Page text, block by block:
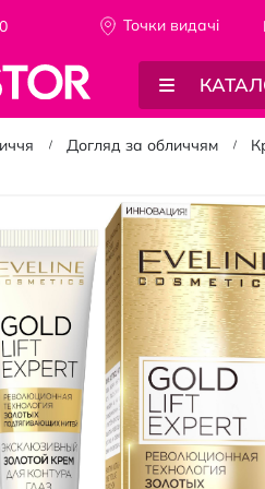
Точки видачi
Догляд за обличчям